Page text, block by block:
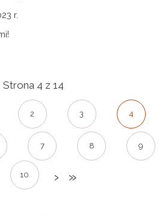
r.
Strona 4 z 14
2 3 4
7 8 9
10